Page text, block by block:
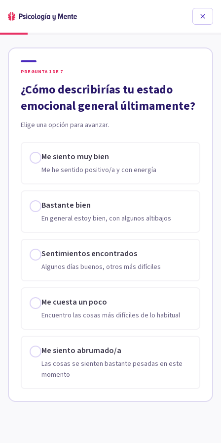
PREGUNTA 1 DE 7
¿Cómo describirías tu estado
emocional general últimamente?
Elige una opción para avanzar.
Me siento muy bien
Me he sentido positivo/a y con energía
Bastante bien
En general estoy bien, con algunos altibajos
Sentimientos encontrados
Algunos días buenos, otros más difíciles
Me cuesta un poco
Encuentro las cosas más difíciles de lo habitual
Me siento abrumado/a
Las cosas se sienten bastante pesadas en este
momento